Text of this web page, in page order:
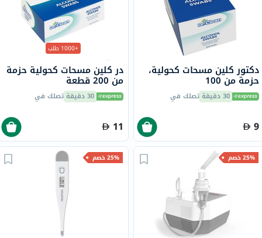
دكتور كلين مسحات كحولية،
حزمة من 100
30 دقيقة تصلك في
9
+1000 طلب
در كلين مسحات كحولية حزمة
من 200 قطعة
30 دقيقة تصلك في
11
25% خصم 25% خصم